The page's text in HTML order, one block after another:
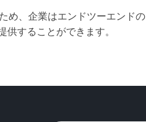
め、企業はエンドツーエンドの
することができます。